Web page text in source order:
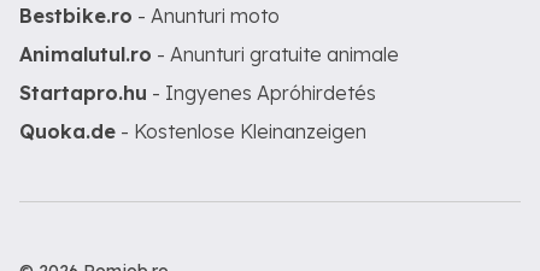
Bestbike.ro - Anunturi moto
Animalutul.ro - Anunturi gratuite animale
Startapro.hu - Ingyenes Apróhirdetés
Quoka.de - Kostenlose Kleinanzeigen